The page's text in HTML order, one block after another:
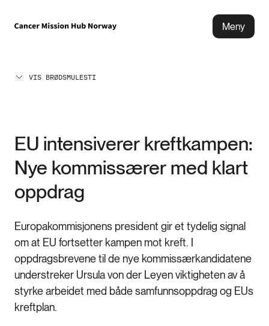
Meny
VIS BRØDSMULESTI
EU intensiverer kreftkampen:
Nye kommissærer med klart
oppdrag
Europakommisjonens president gir et tydelig signal
om at EU fortsetter kampen mot kreft. I
oppdragsbrevene til de nye kommissærkandidatene
understreker Ursula von der Leyen viktigheten av å
styrke arbeidet med både samfunnsoppdrag og EUs
kreftplan.